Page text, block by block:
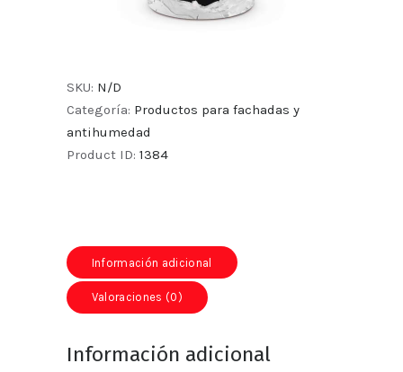
SKU: N/D
Categoría: Productos para fachadas y
antihumedad
Product ID: 1384
Información adicional
Valoraciones (0)
Información adicional